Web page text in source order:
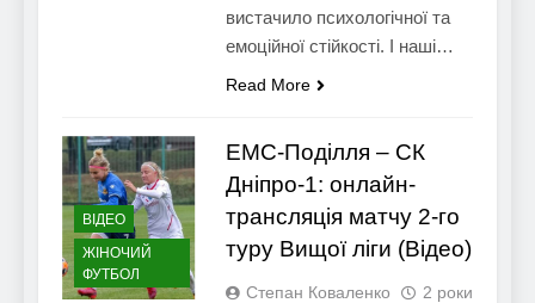
вистачило психологічної та
емоційної стійкості. І наші…
Read More
ВІДЕО
ЖІНОЧИЙ
ФУТБОЛ
ЕМС-Поділля – СК
Дніпро-1: онлайн-
трансляція матчу 2-го
туру Вищої ліги (Відео)
Степан Коваленко
2 роки